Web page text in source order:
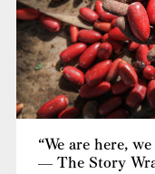
“We are here,
— The Story